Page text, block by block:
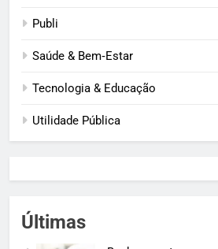
Publi
Saúde & Bem‑Estar
Tecnologia & Educação
Utilidade Pública
Últimas